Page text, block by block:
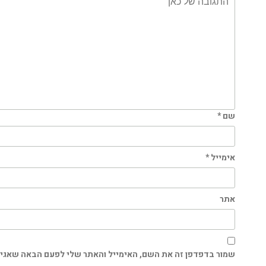
שם*
אימייל*
אתר
שמור בדפדפן זה את השם, האימייל והאתר שלי לפעם הבאה